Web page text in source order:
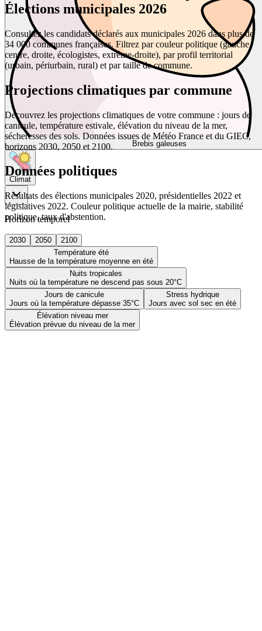
Brebis galeuses
Climat
Horizon temporel
2030 2050
2100
Température été
Hausse de la température moyenne en été
Nuits tropicales
Nuits où la température ne descend pas sous 20°C
Jours de canicule
Jours où la température dépasse 35°C
Stress hydrique
Jours avec sol sec en été
Élévation niveau mer
Élévation prévue du niveau de la mer
Élections municipales 2026
Consultez les candidats déclarés aux municipales 2026 dans plus de
34 000 communes françaises. Filtrez par couleur politique (gauche,
centre, droite, écologistes, extrême-droite), par profil territorial
(urbain, périurbain, rural) et par taille de commune.
Projections climatiques par commune
Découvrez les projections climatiques de votre commune : jours de
canicule, température estivale, élévation du niveau de la mer,
sécheresses des sols. Données issues de Météo France et du GIEC,
horizons 2030, 2050 et 2100.
Données politiques
Résultats des élections municipales 2020, présidentielles 2022 et
législatives 2022. Couleur politique actuelle de la mairie, stabilité
politique, taux d'abstention.